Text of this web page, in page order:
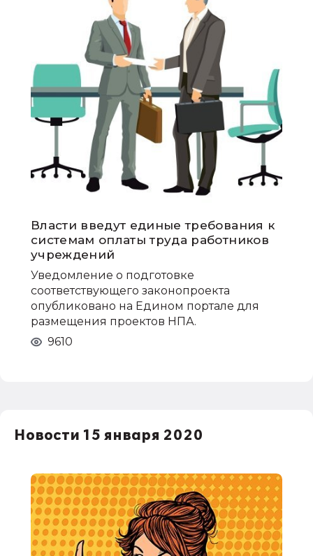
Власти введут единые требования к
системам оплаты труда работников
учреждений
Уведомление о подготовке
соответствующего законопроекта
опубликовано на Едином портале для
размещения проектов НПА.
9610
Новости 15 января 2020